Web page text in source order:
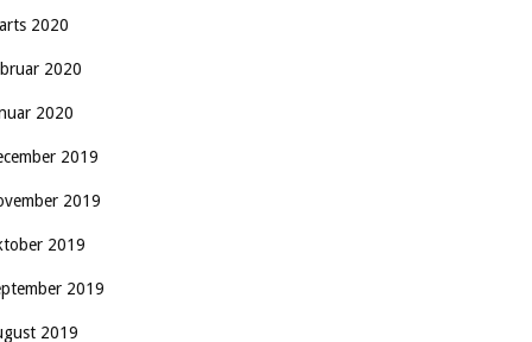
2020
2020
2020
2019
2019
2019
2019
2019